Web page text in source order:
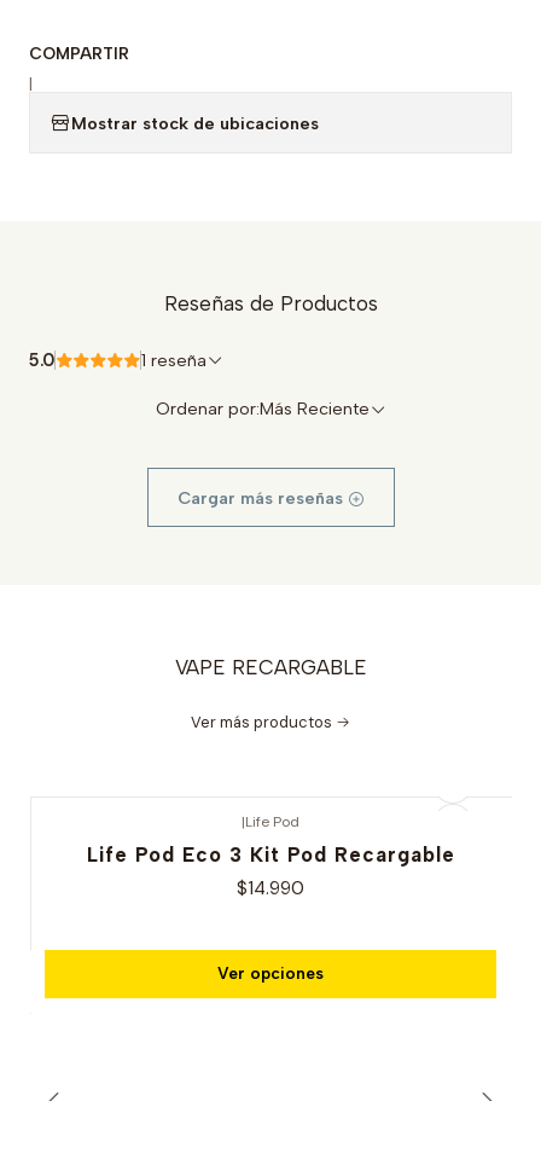
COMPARTIR
|
Mostrar stock de ubicaciones
Reseñas de Productos
5.0 1 reseña
Ordenar por:Más Reciente
Cargar más reseñas
VAPE RECARGABLE
Ver más productos
|Life Pod
Life Pod Eco 3 Kit Pod Recargable
$14.990
Ver opciones